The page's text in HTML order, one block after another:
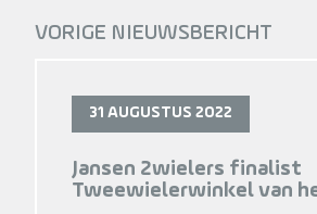
VORIGE NIEUWSBERICHT
31 AUGUSTUS 2022
Jansen 2wielers finalist
Tweewielerwinkel van